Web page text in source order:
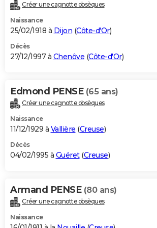
Créer une cagnotte obsèques
Naissance
25/02/1918 à Dijon (Côte-d'Or)
Décès
27/12/1997 à Chenôve (Côte-d'Or)
Edmond PENSE (65 ans)
Créer une cagnotte obsèques
Naissance
11/12/1929 à Vallière (Creuse)
Décès
04/02/1995 à Guéret(Creuse)
Armand PENSE (80 ans)
Créer une cagnotte obsèques
Naissance